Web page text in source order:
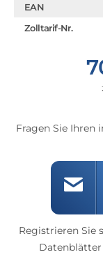
EAN
Zolltarif-Nr.
Fragen Sie Ihren
Registrieren Sie
Datenblätter